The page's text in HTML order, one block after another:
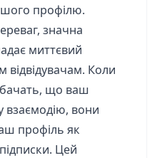
профілю.
значна
миттєвий
відвідувачам. Коли
бачать, що ваш
взаємодію, вони
профіль як
Цей